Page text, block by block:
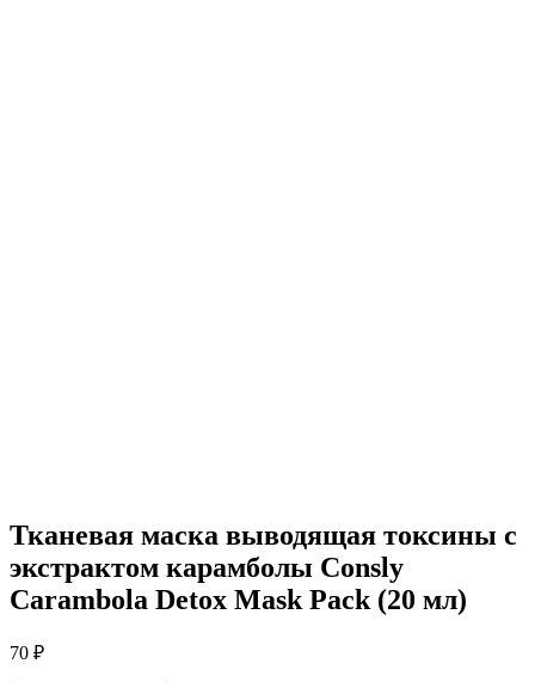
Тканевая маска выводящая токсины с
экстрактом карамболы Consly
Carambola Detox Mask Pack (20 мл)
70 ₽